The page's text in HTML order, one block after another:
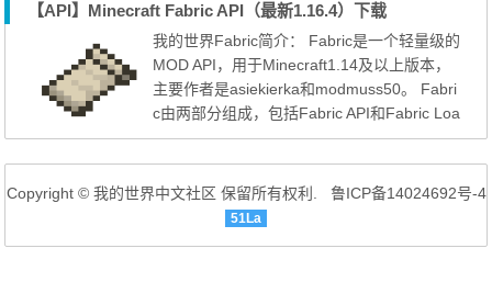
【API】Minecraft Fabric API（最新1.16.4）下载
我的世界Fabric简介： Fabric是一个轻量级的
MOD API，用于Minecraft1.14及以上版本，
主要作者是asiekierka和modmuss50。 Fabri
c由两部分组成，包括Fabric API和Fabric Loa
der，Fabric Loader主要用来实现MOD加载功
能，Fabric提供一些基础的接口供开发者使
用，允许其他MOD注册物品、模型、方块、
图形界面等，允许MOD通过SpongePowered
Copyright © 我的世界中文社区 保留所有权利. 鲁ICP备14024692号-4
51La